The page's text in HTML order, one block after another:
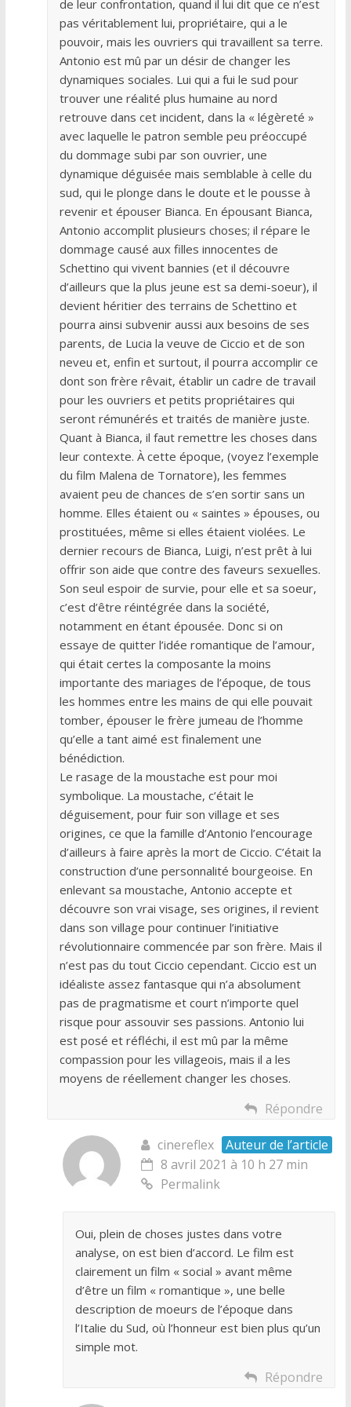
de leur confrontation, quand il lui dit que ce n’est
pas véritablement lui, propriétaire, qui a le
pouvoir, mais les ouvriers qui travaillent sa terre.
Antonio est mû par un désir de changer les
dynamiques sociales. Lui qui a fui le sud pour
trouver une réalité plus humaine au nord
retrouve dans cet incident, dans la « légèreté »
avec laquelle le patron semble peu préoccupé
du dommage subi par son ouvrier, une
dynamique déguisée mais semblable à celle du
sud, qui le plonge dans le doute et le pousse à
revenir et épouser Bianca. En épousant Bianca,
Antonio accomplit plusieurs choses; il répare le
dommage causé aux filles innocentes de
Schettino qui vivent bannies (et il découvre
d’ailleurs que la plus jeune est sa demi-soeur), il
devient héritier des terrains de Schettino et
pourra ainsi subvenir aussi aux besoins de ses
parents, de Lucia la veuve de Ciccio et de son
neveu et, enfin et surtout, il pourra accomplir ce
dont son frère rêvait, établir un cadre de travail
pour les ouvriers et petits propriétaires qui
seront rémunérés et traités de manière juste.
Quant à Bianca, il faut remettre les choses dans
leur contexte. À cette époque, (voyez l’exemple
du film Malena de Tornatore), les femmes
avaient peu de chances de s’en sortir sans un
homme. Elles étaient ou « saintes » épouses, ou
prostituées, même si elles étaient violées. Le
dernier recours de Bianca, Luigi, n’est prêt à lui
offrir son aide que contre des faveurs sexuelles.
Son seul espoir de survie, pour elle et sa soeur,
c’est d’être réintégrée dans la société,
notamment en étant épousée. Donc si on
essaye de quitter l’idée romantique de l’amour,
qui était certes la composante la moins
importante des mariages de l’époque, de tous
les hommes entre les mains de qui elle pouvait
tomber, épouser le frère jumeau de l’homme
qu’elle a tant aimé est finalement une
bénédiction.
Le rasage de la moustache est pour moi
symbolique. La moustache, c’était le
déguisement, pour fuir son village et ses
origines, ce que la famille d’Antonio l’encourage
d’ailleurs à faire après la mort de Ciccio. C’était la
construction d’une personnalité bourgeoise. En
enlevant sa moustache, Antonio accepte et
découvre son vrai visage, ses origines, il revient
dans son village pour continuer l’initiative
révolutionnaire commencée par son frère. Mais il
n’est pas du tout Ciccio cependant. Ciccio est un
idéaliste assez fantasque qui n’a absolument
pas de pragmatisme et court n’importe quel
risque pour assouvir ses passions. Antonio lui
est posé et réfléchi, il est mû par la même
compassion pour les villageois, mais il a les
moyens de réellement changer les choses.
Répondre
cinereflex
Auteur de l’article
8 avril 2021 à 10 h 27 min
Permalink
Oui, plein de choses justes dans votre
analyse, on est bien d’accord. Le film est
clairement un film « social » avant même
d’être un film « romantique », une belle
description de moeurs de l’époque dans
l’Italie du Sud, où l’honneur est bien plus qu’un
simple mot.
Répondre